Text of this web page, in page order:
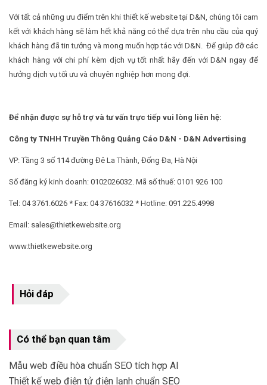
Với tất cả những ưu điểm trên khi thiết kế website tại D&N, chúng tôi cam
kết với khách hàng sẽ làm hết khả năng có thể dựa trên nhu cầu của quý
khách hàng đã tin tưởng và mong muốn hợp tác với D&N. Để giúp đỡ các
khách hàng với chi phí kèm dịch vụ tốt nhất hãy đến với D&N ngay để
hưởng dịch vụ tối ưu và chuyên nghiệp hơn mong đợi.
Để nhận được sự hỗ trợ và tư vấn trực tiếp vui lòng liên hệ:
Công ty TNHH Truyền Thông Quảng Cáo D&N - D&N Advertising
VP: Tầng 3 số 114 đường Đê La Thành, Đống Đa, Hà Nội
Số đăng ký kinh doanh: 0102026032. Mã số thuế: 0101 926 100
Tel: 04 3761.6026 * Fax: 04 37616032 * Hotline: 091.225.4998
Email: sales@thietkewebsite.org
www.thietkewebsite.org
Hỏi đáp
Có thể bạn quan tâm
Mẫu web điều hòa chuẩn SEO tích hợp AI
Thiết kế web điện tử điện lạnh chuẩn SEO